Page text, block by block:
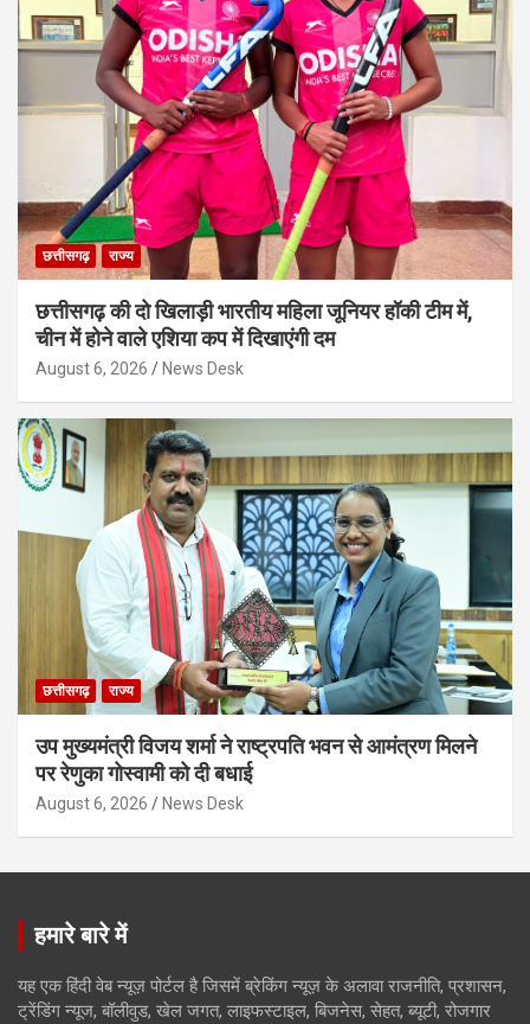
छत्तीसगढ़ राज्य
छत्तीसगढ़ की दो खिलाड़ी भारतीय महिला जूनियर हॉकी टीम में,
चीन में होने वाले एशिया कप में दिखाएंगी दम
August 6, 2026 News Desk
छत्तीसगढ़ राज्य
उप मुख्यमंत्री विजय शर्मा ने राष्ट्रपति भवन से आमंत्रण मिलने
पर रेणुका गोस्वामी को दी बधाई
August 6, 2026 News Desk
हमारे बारे में
यह एक हिंदी वेब न्यूज़ पोर्टल है जिसमें ब्रेकिंग न्यूज़ के अलावा राजनीति, प्रशासन,
ट्रेंडिंग न्यूज, बॉलीवुड, खेल जगत, लाइफस्टाइल, बिजनेस, सेहत, ब्यूटी, रोजगार